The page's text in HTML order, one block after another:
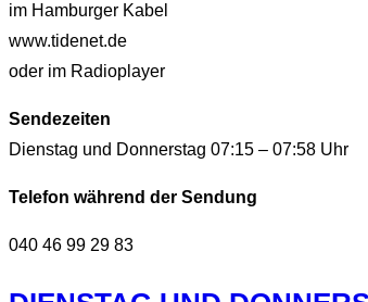
im Hamburger Kabel
www.tidenet.de
oder im Radioplayer
Sendezeiten
Dienstag und Donnerstag 07:15 – 07:58 Uhr
Telefon während der Sendung
040 46 99 29 83
Zum